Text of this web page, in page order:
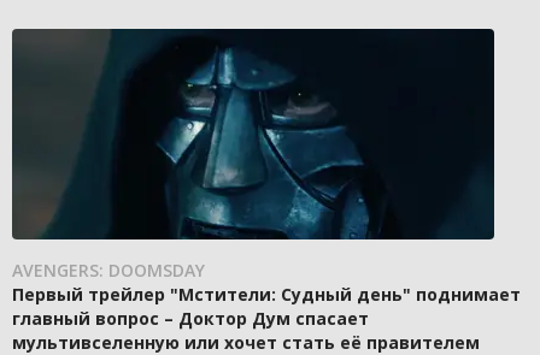
AVENGERS: DOOMSDAY
Первый трейлер "Мстители: Судный день" поднимает
главный вопрос – Доктор Дум спасает
мультивселенную или хочет стать её правителем